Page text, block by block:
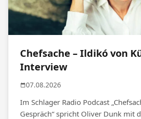
Chefsache – Ildikó von
Interview
07.08.2026
Im Schlager Radio Podcast
Gespräch“ spricht Oliver Dunk mit